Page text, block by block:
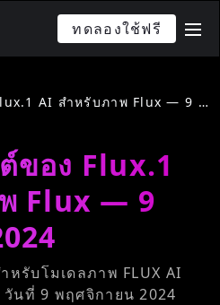
ทดลองใช้ฟรี
สุดยอดพรอมต์ของ Flux.1 AI สำหรับภาพ Flux — 9 พฤศจิกายน 2024
ของ Flux.1
Flux — 9
หรับโมเดลภาพ FLUX AI
นที่ 9 พฤศจิกายน 2024